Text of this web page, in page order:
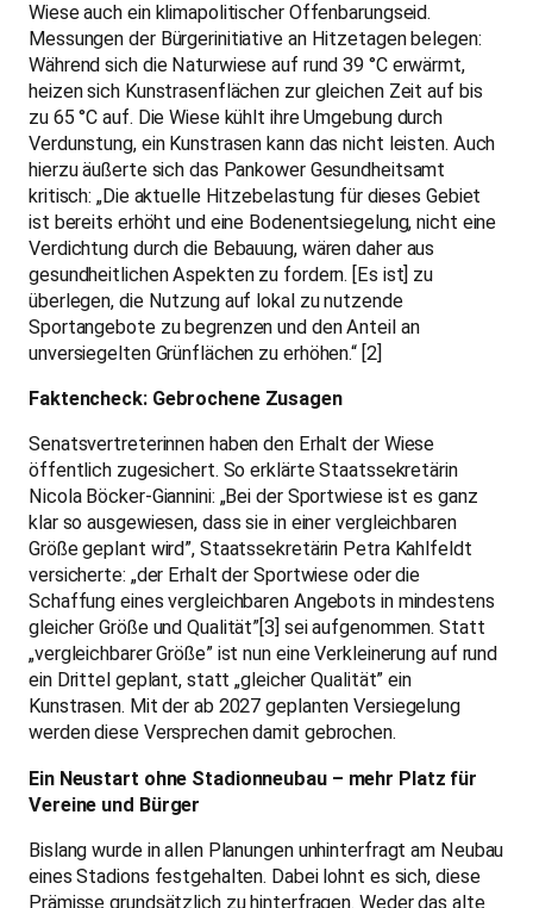
Wiese auch ein klimapolitischer Offenbarungseid.
Messungen der Bürgerinitiative an Hitzetagen belegen:
Während sich die Naturwiese auf rund 39 °C erwärmt,
heizen sich Kunstrasenflächen zur gleichen Zeit auf bis
zu 65 °C auf. Die Wiese kühlt ihre Umgebung durch
Verdunstung, ein Kunstrasen kann das nicht leisten. Auch
hierzu äußerte sich das Pankower Gesundheitsamt
kritisch: „Die aktuelle Hitzebelastung für dieses Gebiet
ist bereits erhöht und eine Bodenentsiegelung, nicht eine
Verdichtung durch die Bebauung, wären daher aus
gesundheitlichen Aspekten zu fordern. [Es ist] zu
überlegen, die Nutzung auf lokal zu nutzende
Sportangebote zu begrenzen und den Anteil an
unversiegelten Grünflächen zu erhöhen.“ [2]
Faktencheck: Gebrochene Zusagen
Senatsvertreterinnen haben den Erhalt der Wiese
öffentlich zugesichert. So erklärte Staatssekretärin
Nicola Böcker-Giannini: „Bei der Sportwiese ist es ganz
klar so ausgewiesen, dass sie in einer vergleichbaren
Größe geplant wird”, Staatssekretärin Petra Kahlfeldt
versicherte: „der Erhalt der Sportwiese oder die
Schaffung eines vergleichbaren Angebots in mindestens
gleicher Größe und Qualität”[3] sei aufgenommen. Statt
„vergleichbarer Größe” ist nun eine Verkleinerung auf rund
ein Drittel geplant, statt „gleicher Qualität” ein
Kunstrasen. Mit der ab 2027 geplanten Versiegelung
werden diese Versprechen damit gebrochen.
Ein Neustart ohne Stadionneubau – mehr Platz für
Vereine und Bürger
Bislang wurde in allen Planungen unhinterfragt am Neubau
eines Stadions festgehalten. Dabei lohnt es sich, diese
Prämisse grundsätzlich zu hinterfragen. Weder das alte